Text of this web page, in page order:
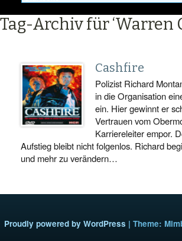
Tag-Archiv für ‘Warren
Cashfire
Polizist Richard
in die Organisation
ein. Hier gewinnt er
Vertrauen vom
Karriereleiter empor.
Aufstieg bleibt nicht folgenlos. Richard
und mehr zu verändern…
Proudly powered by WordPress | Theme: